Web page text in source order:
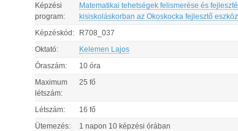
Képzési
program:
Matematikai tehetségek felismerése és
kisiskoláskorban az Okoskocka fejlesztő
Képzéskód: R708_037
Oktató: Kelemen Lajos
Óraszám: 10 óra
Maximum
létszám:
25 fő
Létszám: 16 fő
Ütemezés: 1 napon 10 képzési órában